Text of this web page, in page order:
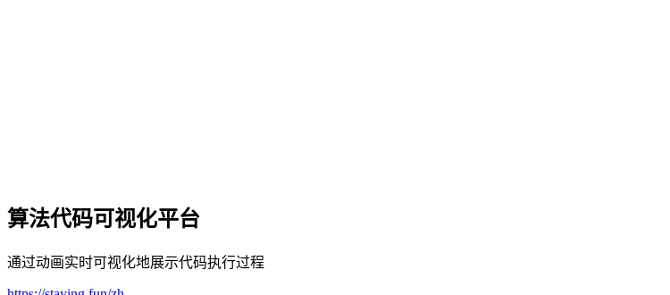
算法代码可视化平台
通过动画实时可视化地展示代码执行过程